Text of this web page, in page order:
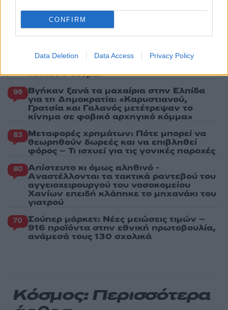
CONFIRM
Data Deletion Data Access Privacy Policy
Πιο σχολιασμένα
να απολογηθεί την Τρίτη – «Είναι αθώα,
100.000 άτομα»
96 Βγήκαν ξανά τα μαχαίρια στην Ελπίδα
για τη Δημοκρατία: «Καρυστιανού,
Γρατσία και Γαλανός μετέτρεψαν το
κίνημα σε φοβικό αρχηγικό κόμμα»
83 Μεταφορές χρημάτων: Πότε μπορεί να
θεωρηθούν δωρεές και να επιβληθεί
φόρος – Τι ισχυεί για τις γονικές παροχές
80 Απίστευτο κι όμως αληθινό -
Aναστέλλονται τα τακτικά ραντεβού του
αγγειοχειρουργού του νοσοκομείου
Χανίων επειδή κλάπηκε το μηχανάκι του
γιατρού
70 Σούπερ μάρκετ: Νέες μειώσεις τιμών –
916 προϊόντα στην εθνική πρωτοβουλία,
ανάμεσά τους 130 σχολικά
Κόσμος: Περισσότερα